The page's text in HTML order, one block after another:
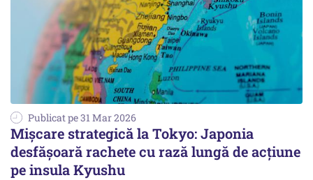
Publicat pe 31 Mar 2026
Mișcare strategică la Tokyo: Japonia
desfășoară rachete cu rază lungă de acțiune
pe insula Kyushu